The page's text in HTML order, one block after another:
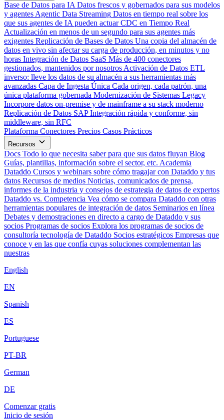
Base de Datos para IA Datos frescos y gobernados para sus modelos
y agentes Agentic Data Streaming Datos en tiempo real sobre los
que sus agentes de IA pueden actuar CDC en Tiempo Real
Actualización en menos de un segundo para sus agentes más
exigentes Replicación de Bases de Datos Una copia del almacén de
datos en vivo sin afectar su carga de producción, en minutos y no
horas Integración de Datos SaaS Más de 400 conectores
gestionados, mantenidos por nosotros Activación de Datos ETL
inverso: lleve los datos de su almacén a sus herramientas más
avanzadas Capa de Ingesta Única Cada origen, cada patrón, una
única plataforma gobernada Modernización de Sistemas Legacy
Incorpore datos on-premise y de mainframe a su stack moderno
Replicación de Datos SAP Integración rápida y conforme, sin
middleware, sin RFC
Plataforma Conectores Precios Casos Prácticos
Recursos
Docs Todo lo que necesita saber para que sus datos fluyan Blog
Guías, plantillas, información sobre el sector, etc. Academia
Dataddo Cursos y webinars sobre cómo tragajar con Dataddo y tus
datos Recursos de medios Noticias, comunicados de prensa,
informes de la industria y consejos de estrategia de datos de expertos
Dataddo vs. Competencia Vea cómo se compara Dataddo con otras
herramientas populares de integración de datos Seminarios en línea
Debates y demostraciones en directo a cargo de Dataddo y sus
socios Programas de socios Explora los programas de socios de
consultoría tecnología de Dataddo Socios estratégicos Empresas que
conoce y en las que confía cuyas soluciones complementan las
nuestras
English
EN
Spanish
ES
Portuguese
PT-BR
German
DE
Comenzar gratis
Inicio de sesión